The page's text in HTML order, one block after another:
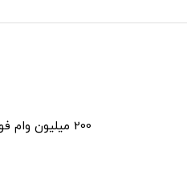
200 میلیون وام فوری فقط با احراز هویت در آبان تتر